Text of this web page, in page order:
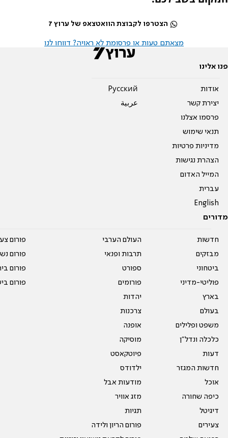
הצטרפו לקבוצת הוואטצאפ של ערוץ 7
מצאתם טעות או פרסומת לא ראויה? דווחו לנו
פנו אלינו
אודות
יצירת קשר
פרסמו אצלנו
תנאי שימוש
מדיניות פרטיות
הצהרת נגישות
המייל האדום
עברית
English
Pусский
عربية
מדורים
חדשות
מבזקים
ביטחוני
פוליטי-מדיני
בארץ
בעולם
משפט ופלילים
כלכלה ונדל"ן
דעות
חדשות המגזר
אוכל
כיפה שחורה
דיגיטל
צעירים
העולם הערבי
תרבות ופנאי
ספורט
פורומים
יהדות
צרכנות
אופנה
מוסיקה
פיוטקאסט
ילדודס
מודעות אבל
מזג אוויר
תגיות
פורום הריון ולידה
פורום
פורום
פורום
פורום